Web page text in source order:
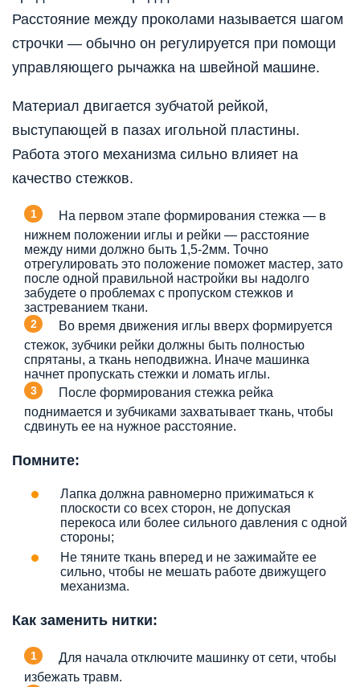
Расстояние между проколами называется шагом
строчки — обычно он регулируется при помощи
управляющего рычажка на швейной машине.
Материал двигается зубчатой рейкой,
выступающей в пазах игольной пластины.
Работа этого механизма сильно влияет на
качество стежков.
На первом этапе формирования стежка — в
нижнем положении иглы и рейки — расстояние
между ними должно быть 1,5-2мм. Точно
отрегулировать это положение поможет мастер, зато
после одной правильной настройки вы надолго
забудете о проблемах с пропуском стежков и
застреванием ткани.
Во время движения иглы вверх формируется
стежок, зубчики рейки должны быть полностью
спрятаны, а ткань неподвижна. Иначе машинка
начнет пропускать стежки и ломать иглы.
После формирования стежка рейка
поднимается и зубчиками захватывает ткань, чтобы
сдвинуть ее на нужное расстояние.
Помните:
Лапка должна равномерно прижиматься к
плоскости со всех сторон, не допуская
перекоса или более сильного давления с одной
стороны;
Не тяните ткань вперед и не зажимайте ее
сильно, чтобы не мешать работе движущего
механизма.
Как заменить нитки:
Для начала отключите машинку от сети, чтобы
избежать травм.